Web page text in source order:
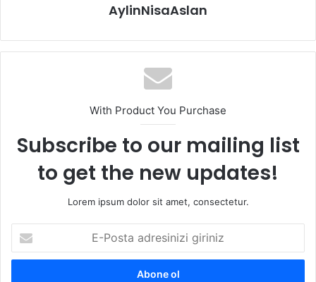
AylinNisaAslan
With Product You Purchase
Subscribe to our mailing list
to get the new updates!
Lorem ipsum dolor sit amet, consectetur.
Posta
adresinizi